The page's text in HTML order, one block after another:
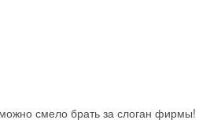
смело брать за слоган фирмы!